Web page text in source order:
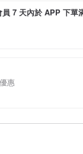
7 天內於 APP 下單
惠